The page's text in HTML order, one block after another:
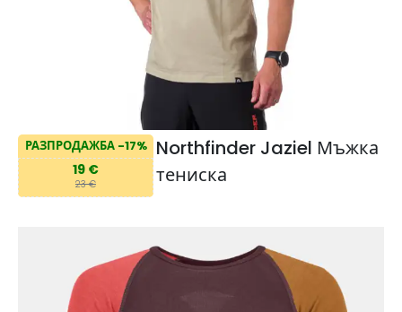
РАЗПРОДАЖБА -17%
19 €
23 €
Northfinder Jaziel Мъжка
тениска